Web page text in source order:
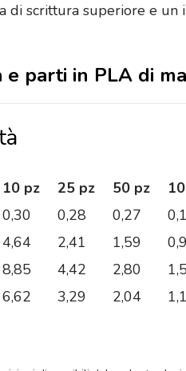
di scrittura superiore e
e parti in PLA di
10 pz 25 pz 50 pz
0,30 0,28 0,27
4,64 2,41 1,59
8,85 4,42 2,80
6,62 3,29 2,04